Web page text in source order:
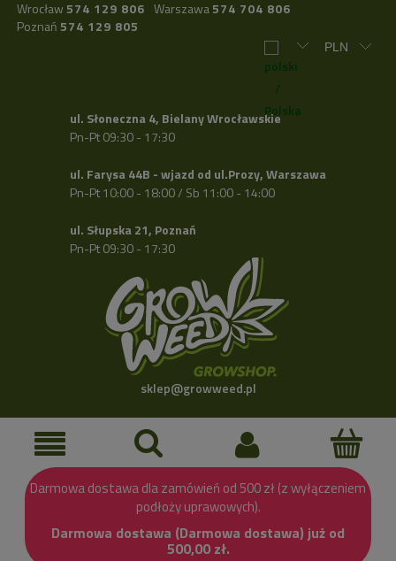
Wrocław 574 129 806 Warszawa574 704 806
Poznań 574 129 805
ul. Słoneczna 4, Bielany Wrocławskie
Pn-Pt 09:30 - 17:30
ul. Farysa 44B - wjazd od ul.Prozy, Warszawa
Pn-Pt 10:00 - 18:00 / Sb 11:00 - 14:00
ul. Słupska 21, Poznań
Pn-Pt 09:30 - 17:30
sklep@growweed.pl
Darmowa dostawa dla zamówień od 500 zł (z wyłączeniem
podłoży uprawowych).
Darmowa dostawa (Darmowa dostawa) już od
500,00 zł.